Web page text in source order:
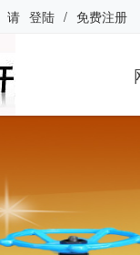
请 登陆 / 免费注册